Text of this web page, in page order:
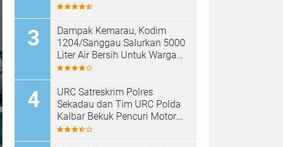
Dampak Kemarau, Kodim
1204/Sanggau Salurkan 5000
Liter Air Bersih Untuk Warga
Desa Entakai
URC Satreskrim Polres
Sekadau dan Tim URC Polda
Kalbar Bekuk Pencuri Motor
KLX, Satu Pelaku Masih